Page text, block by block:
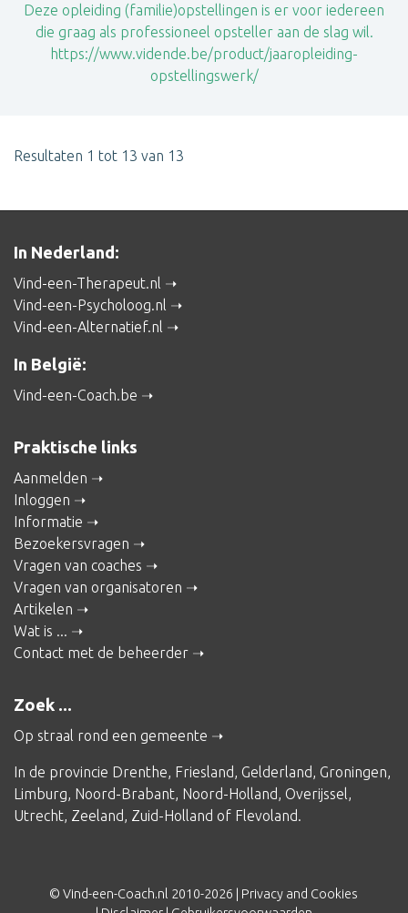
Deze opleiding (familie)opstellingen is er voor iedereen
die graag als professioneel opsteller aan de slag wil.
https://www.vidende.be/product/jaaropleiding-
opstellingswerk/
Resultaten 1 tot 13 van 13
In Nederland:
Vind-een-Therapeut.nl
Vind-een-Psycholoog.nl
Vind-een-Alternatief.nl
In België:
Vind-een-Coach.be
Praktische links
Aanmelden
Inloggen
Informatie
Bezoekersvragen
Vragen van coaches
Vragen van organisatoren
Artikelen
Wat is ...
Contact met de beheerder
Zoek ...
Op straal rond een gemeente
In de provincie Drenthe, Friesland, Gelderland, Groningen,
Limburg, Noord-Brabant, Noord-Holland, Overijssel,
Utrecht, Zeeland, Zuid-Holland of Flevoland.
© Vind-een-Coach.nl 2010-2026 | Privacy and Cookies